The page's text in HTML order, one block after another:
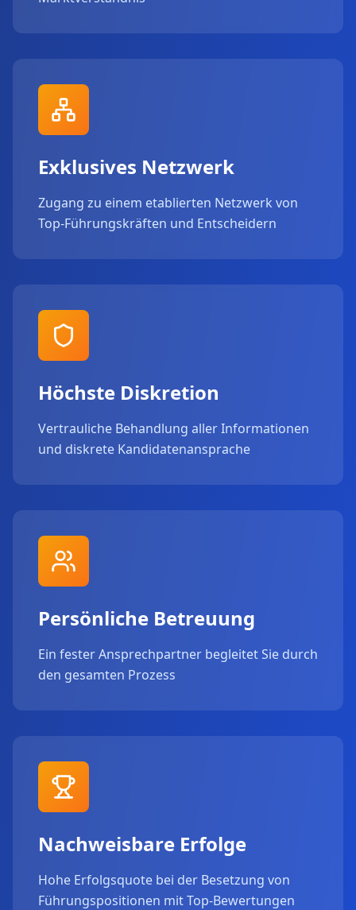
Exklusives Netzwerk
Zugang zu einem etablierten Netzwerk von
Top-Führungskräften und Entscheidern
Höchste Diskretion
Vertrauliche Behandlung aller Informationen
und diskrete Kandidatenansprache
Persönliche Betreuung
Ein fester Ansprechpartner begleitet Sie durch
den gesamten Prozess
Nachweisbare Erfolge
Hohe Erfolgsquote bei der Besetzung von
Führungspositionen mit Top-Bewertungen